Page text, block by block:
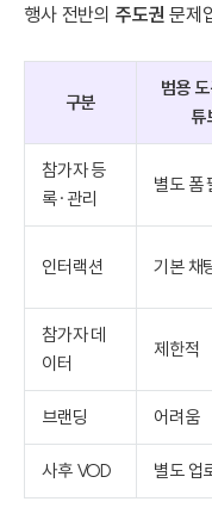
행사 전반의 주도권 문제
구분
범용
튜
참가자 등
록·관리
별도 폼
인터랙션 기본 채
참가자 데
이터
제한적
브랜딩 어려움
사후 VOD 별도 업